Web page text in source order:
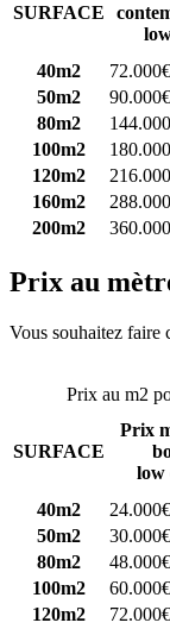
SURFACE
40m2
72.000€
50m2
90.000€
80m2
100m2
120m2
160m2
200m2
Prix au
Vous souhaitez faire
Prix au m2
SURFACE
Prix
low
40m2
24.000€
50m2
30.000€
80m2
48.000€
100m2
60.000€
120m2
72.000€